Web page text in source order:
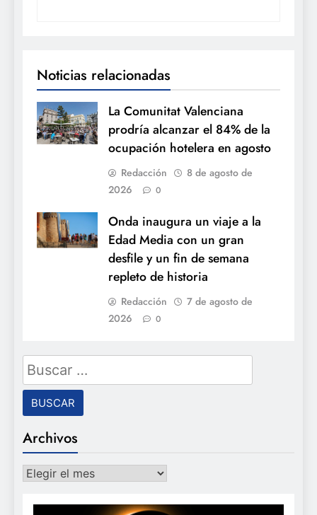
Noticias relacionadas
La Comunitat Valenciana
prodría alcanzar el 84% de la
ocupación hotelera en agosto
Redacción
8 de agosto de
2026
0
Onda inaugura un viaje a la
Edad Media con un gran
desfile y un fin de semana
repleto de historia
Redacción
7 de agosto de
2026
0
Buscar:
Archivos
Archivos